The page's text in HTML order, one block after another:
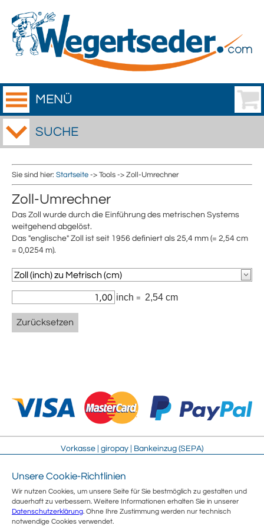
MENÜ
SUCHE
Sie sind hier: Startseite -> Tools -> Zoll-Umrechner
Zoll-Umrechner
Das Zoll wurde durch die Einführung des metrischen Systems
weitgehend abgelöst.
Das "englische" Zoll ist seit 1956 definiert als 25,4 mm (= 2,54 cm
= 0,0254 m).
inch = 2,54 cm
Zurücksetzen
Vorkasse | giropay | Bankeinzug (SEPA)
AGB
Sicherheit
Datenschutz
Sitemap
Unsere Cookie-Richtlinien
Wir nutzen Cookies, um unsere Seite für Sie bestmöglich zu gestalten und
dauerhaft zu verbessern. Weitere Informationen erhalten Sie in unserer
Datenschutzerklärung. Ohne Ihre Zustimmung werden nur technisch
notwendige Cookies verwendet.